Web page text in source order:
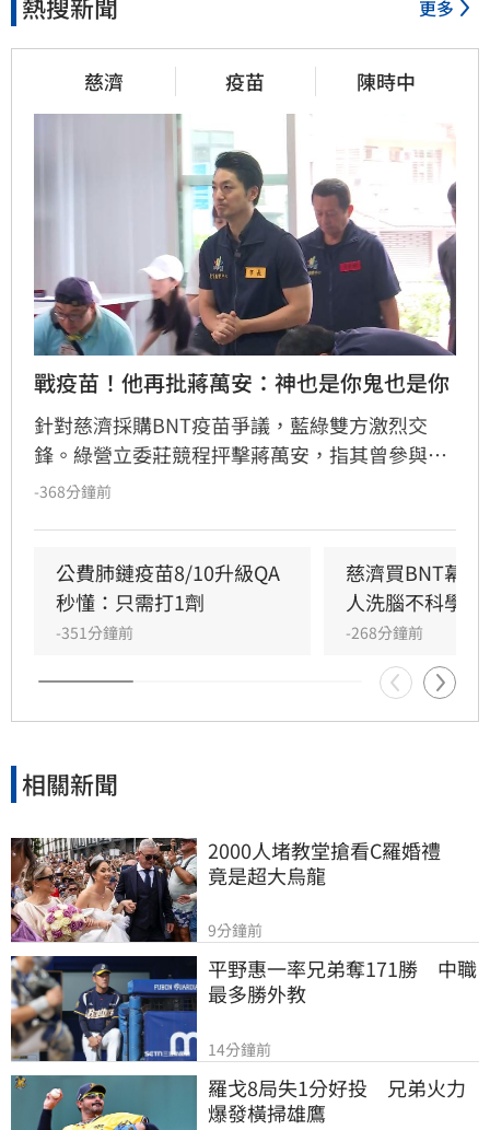
熱搜新聞 更多
慈濟 疫苗 陳時中
戰疫苗！他再批蔣萬安：神也是你鬼也是你
針對慈濟採購BNT疫苗爭議，藍綠雙方激烈交
鋒。綠營立委莊競程抨擊蔣萬安，指其曾參與疫
苗採購秘密會議，明知政府努力爭取疫苗並面臨
調，當年會議資料遮蔽是經決議，且陳時中當時
要求原廠證明是為確保疫苗安全，非阻擋採購。
蔣萬安則反駁資料多處遭塗黑，雙方對於疫苗採
購攻防不斷，莊競程呼籲應回到事實脈絡，不應
選擇性解讀資料混淆視聽，此議題持續引發社會
廣泛關注與討論。
-368分鐘前
公費肺鏈疫苗8/10升級QA
秒懂：只需打1劑
-351分鐘前
慈濟買BNT幕
人洗腦不科學概
-268分鐘前
相關新聞
2000人堵教堂搶看C羅婚禮
竟是超大烏龍
9分鐘前
平野惠一率兄弟奪171勝　中職
最多勝外教
14分鐘前
羅戈8局失1分好投　兄弟火力
爆發橫掃雄鷹